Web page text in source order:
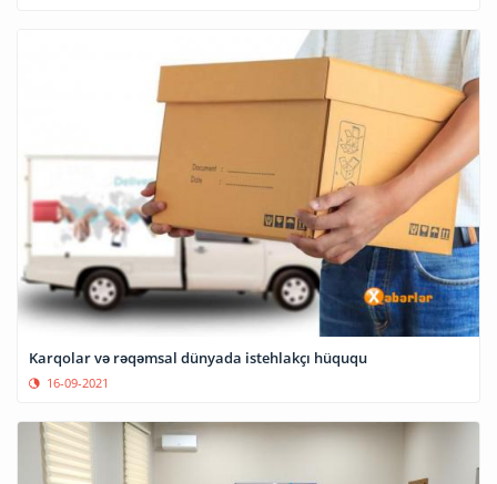
Karqolar və rəqəmsal dünyada istehlakçı hüququ
16-09-2021